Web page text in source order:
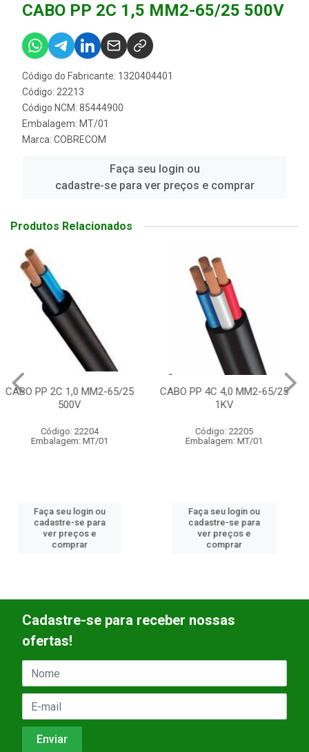
CABO PP 2C 1,5 MM2-65/25 500V
Código do Fabricante: 1320404401
Código: 22213
Código NCM: 85444900
Embalagem: MT/01
Marca: COBRECOM
Faça seu login ou
cadastre-se para ver preços e comprar
Produtos Relacionados
CABO PP 4C 4,0 MM2-65/25
1KV
Código: 22205
Embalagem: MT/01
Faça seu login ou
cadastre-se para
ver preços e
comprar
CABO PP 3C 4,0 MM2-65/25
500V
Código: 18623
Embalagem: MT/01
Faça seu login ou
cadastre-se para
ver preços e
comprar
Cadastre-se para receber nossas
ofertas!